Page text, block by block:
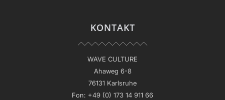
KONTAKT
WAVE CULTURE
Ahaweg 6-8
76131 Karlsruhe
Fon: +49 (0) 173 14 911 66